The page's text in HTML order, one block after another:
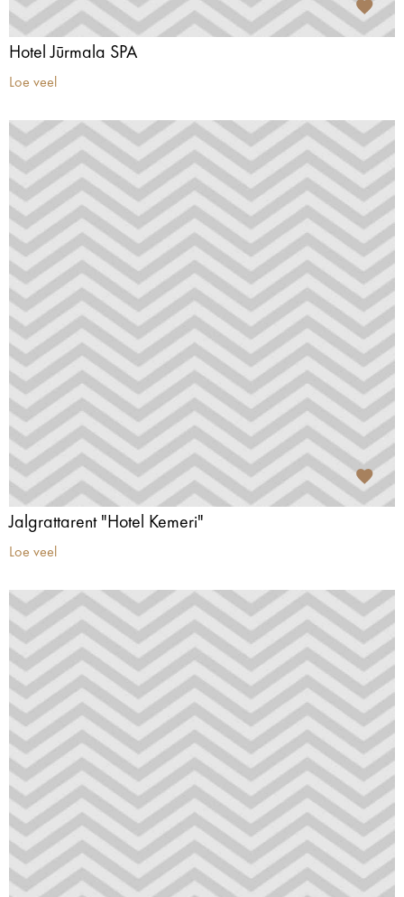
Hotel Jūrmala SPA
Loe veel
Jalgrattarent "Hotel Kemeri"
Loe veel